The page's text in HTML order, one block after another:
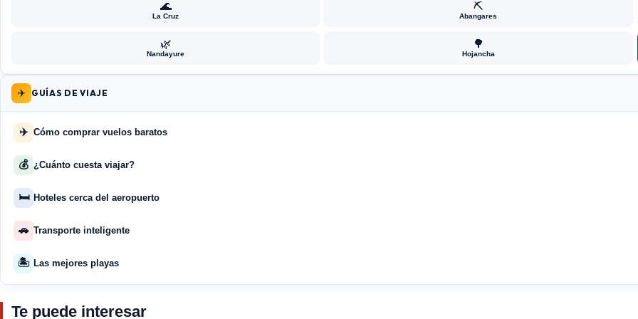
🌊
La Cruz
⛏️
Abangares
🌿
Nandayure
🌳
Hojancha
✈️ GUÍAS DE VIAJE
✈️ Cómo comprar vuelos baratos
💰 ¿Cuánto cuesta viajar?
🛏️ Hoteles cerca del aeropuerto
🚗 Transporte inteligente
🏝️ Las mejores playas
Te puede interesar